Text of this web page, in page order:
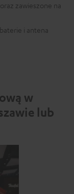
zawieszone na
i antena
w
lub